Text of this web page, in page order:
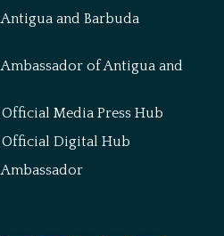
and Barbuda
of Antigua and
Media Press Hub
Official Digital Hub